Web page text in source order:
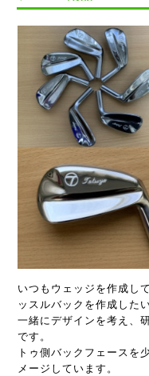
いつもウェッジを作成し
ッスルバックを作成した
一緒にデザインを考え、
です。
トゥ側バックフェースを
メージしています。